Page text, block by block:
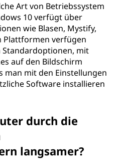
Art von Betriebssystem
10 verfügt über
wie Blasen, Mystify,
Plattformen verfügen
Standardoptionen, mit
auf den Bildschirm
man mit den Einstellungen
Software installieren
durch die
langsamer?